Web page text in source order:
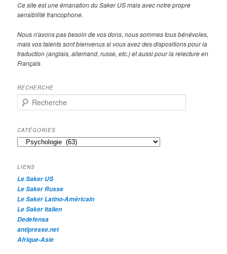
Ce site est une émanation du Saker US mais avec notre propre
sensibilité francophone.
Nous n'avons pas besoin de vos dons, nous sommes tous bénévoles,
mais vos talents sont bienvenus si vous avez des dispositions pour la
traduction (anglais, allemand, russe, etc.) et aussi pour la relecture en
Français
RECHERCHE
e
h
e
r
h
e
CATÉGORIES
Catégories
LIENS
Le Saker US
Le Saker Russe
Le Saker Latino-Américain
Le Saker Italien
Dedefensa
antipresse.net
Afrique-Asie